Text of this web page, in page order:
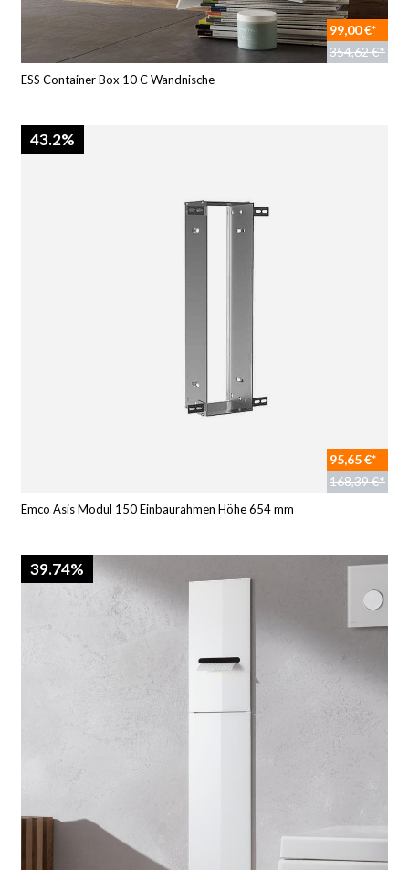
99,00 €*
354,62 €*
ESS Container Box 10 C Wandnische
43.2%
95,65 €*
168,39 €*
Emco Asis Modul 150 Einbaurahmen Höhe 654 mm
39.74%